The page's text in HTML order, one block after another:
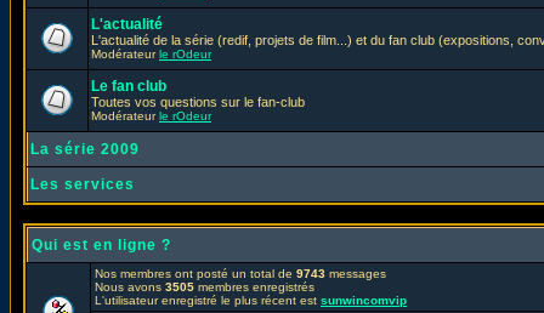
L'actualité
L'actualité de la série (redif, projets de film...) et du fan club (expositions,
Modérateurle rOdeur
Le fan club
Toutes vos questions sur le fan-club
Modérateurle rOdeur
La série 2009
Les services
Qui est en ligne ?
Nos membres ont posté un total de 9743 messages
Nous avons 3505 membres enregistrés
L'utilisateur enregistré le plus récent est sunwincomvip